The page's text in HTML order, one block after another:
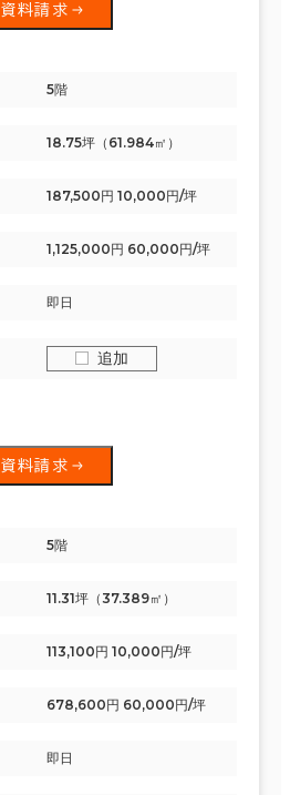
資料請求
5階
18.75坪（61.984㎡）
187,500円 10,000円/坪
1,125,000円 60,000円/坪
即日
追加
資料請求
5階
11.31坪（37.389㎡）
113,100円 10,000円/坪
678,600円 60,000円/坪
即日